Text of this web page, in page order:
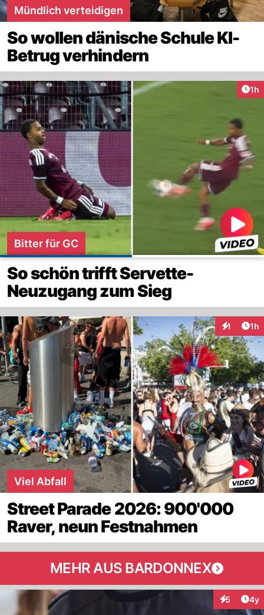
Mündlich verteidigen
So wollen dänische Schule KI-
Betrug verhindern
1h
Bitter für GC
So schön trifft Servette-
Neuzugang zum Sieg
1 1h
Viel Abfall
Street Parade 2026: 900'000
Raver, neun Festnahmen
MEHR AUS BARDONNEX
5 4y